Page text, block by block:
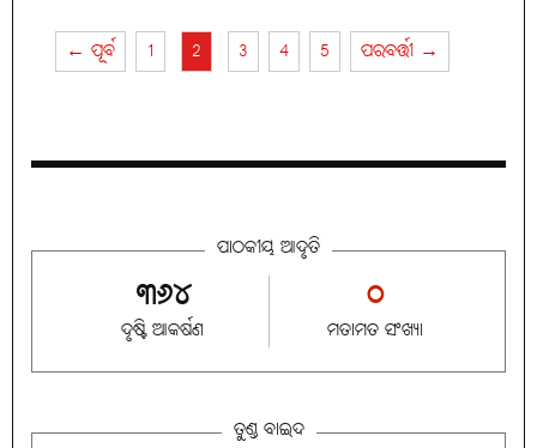
← ପୂର୍ବ
1 2 3 4 5 ପରବର୍ତ୍ତୀ →
ପାଠକୀୟ ଆଦୃତି
୩୬୪
ଦୃଷ୍ଟି ଆକର୍ଷଣ
୦
ମତାମତ ସଂଖ୍ୟା
ତୁଣ୍ଡ ବାଇଦ